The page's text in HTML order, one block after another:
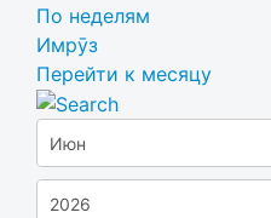
По неделям
Имрӯз
Перейти к месяцу